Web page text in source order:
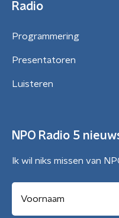
Radio
Programmering
Presentatoren
Luisteren
NPO Radio 5
Ik wil niks missen van